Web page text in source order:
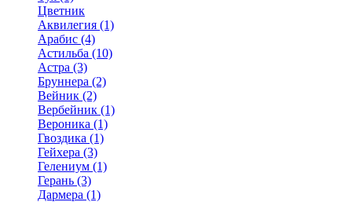
Цветник
Аквилегия (1)
Арабис (4)
Астильба (10)
Астра (3)
Бруннера (2)
Вейник (2)
Вербейник (1)
Вероника (1)
Гвоздика (1)
Гейхера (3)
Гелениум (1)
Герань (3)
Дармера (1)